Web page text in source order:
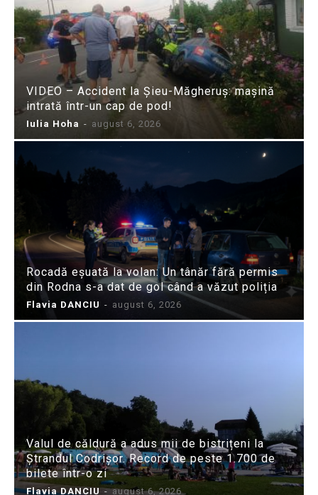
VIDEO – Accident la Șieu-Măgheruș: mașină
intrată într-un cap de pod!
Iulia Hoha - august 6, 2026
Rocadă eșuată la volan: Un tânăr fără permis
din Rodna s-a dat de gol când a văzut poliția
Flavia DANCIU - august 6, 2026
Valul de căldură a adus mii de bistrițeni la
Ștrandul Codrișor. Record de peste 1.700 de
bilete într-o zi
Flavia DANCIU - august 6, 2026